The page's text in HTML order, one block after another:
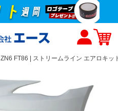
ZN6 FT86 | ストリームライン エアロキッ